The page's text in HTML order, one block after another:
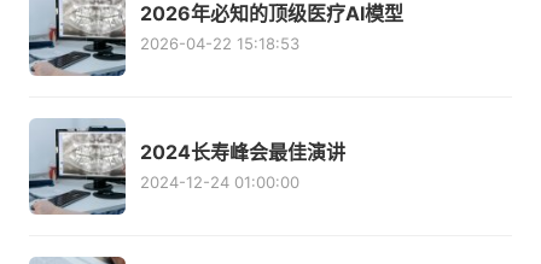
2026年必知的顶级医疗AI模型
2026-04-22 15:18:53
2024长寿峰会最佳演讲
2024-12-24 01:00:00